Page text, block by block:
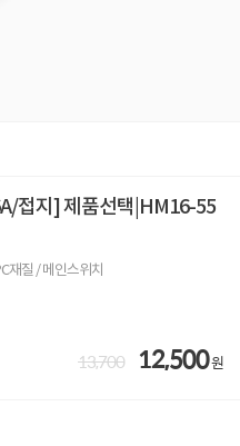
접지] 제품선택|HM16-55
재질 / 메인스위치
13,700 12,500원